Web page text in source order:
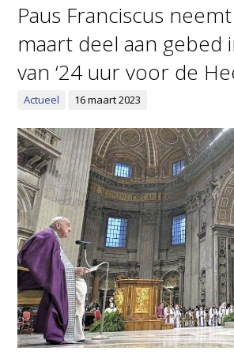
Paus Franciscus
maart deel aan gebed
van ‘24 uur voor de
Actueel 16 maart 2023